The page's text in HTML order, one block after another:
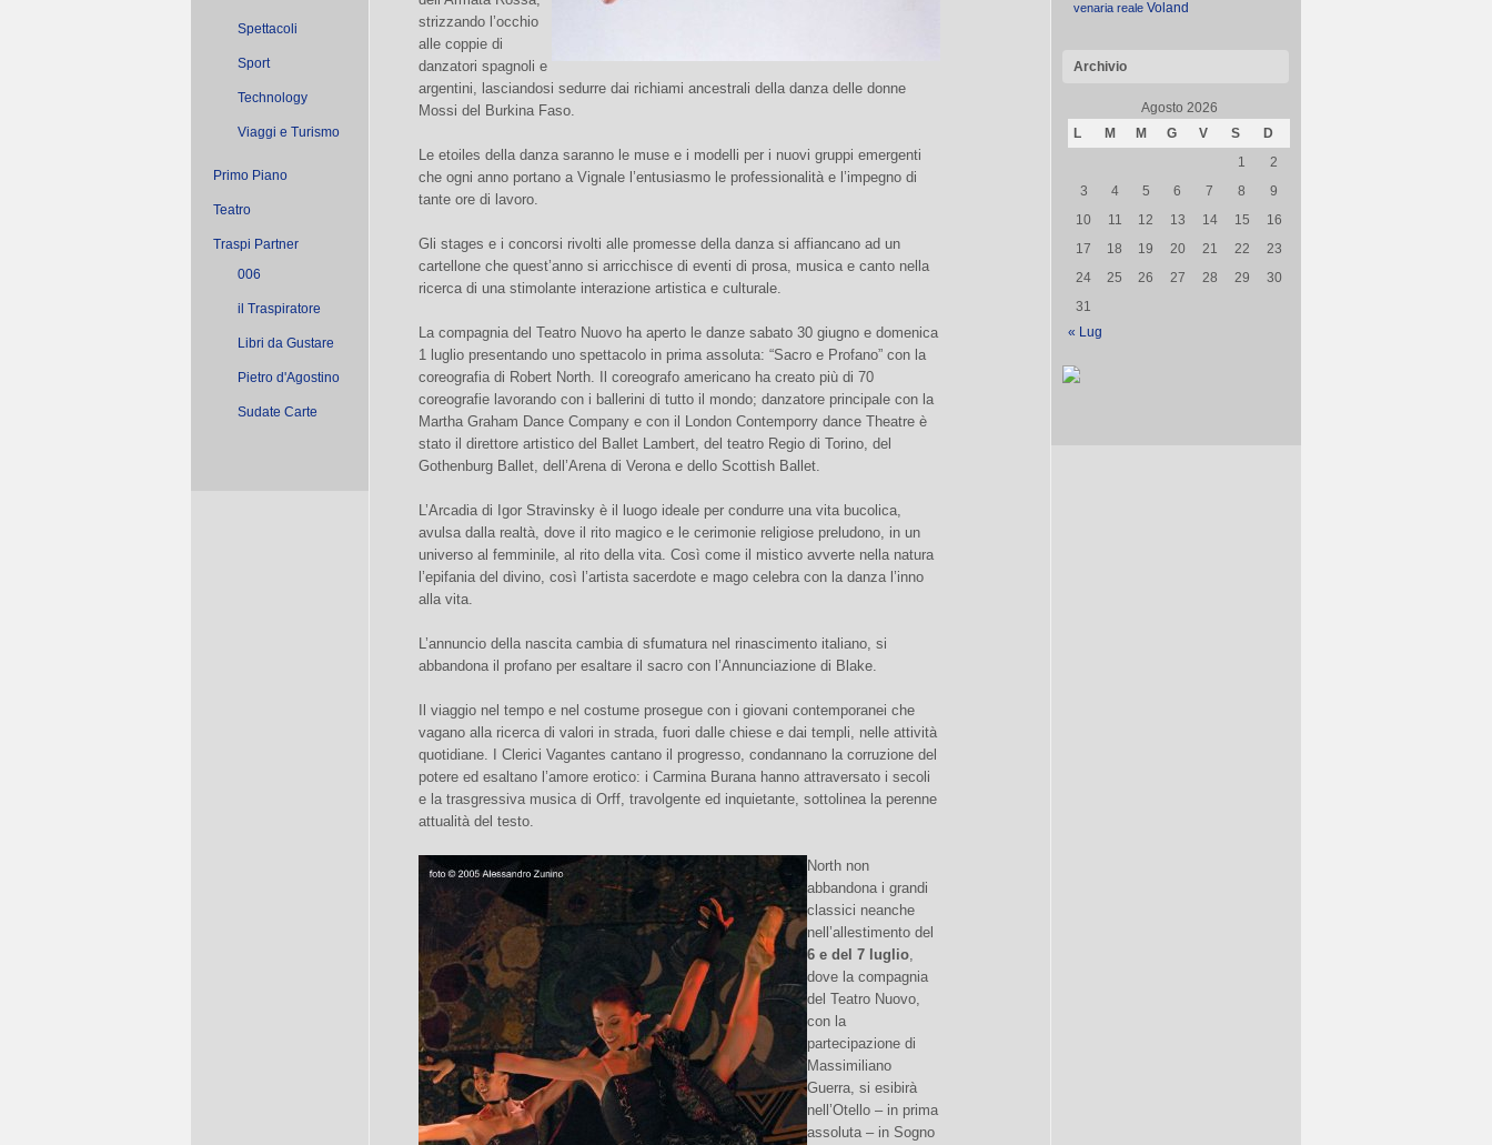
Spettacoli
Sport
Technology
Viaggi e Turismo
Primo Piano
Teatro
Traspi Partner
006
il Traspiratore
Libri da Gustare
Pietro d'Agostino
Sudate Carte
strizzando l’occhio
alle coppie di
danzatori spagnoli e
argentini, lasciandosi sedurre dai richiami ancestrali della danza delle donne
Mossi del Burkina Faso.
Le etoiles della danza saranno le muse e i modelli per i nuovi gruppi emergenti
che ogni anno portano a Vignale l’entusiasmo le professionalità e l’impegno di
tante ore di lavoro.
Gli stages e i concorsi rivolti alle promesse della danza si affiancano ad un
cartellone che quest’anno si arricchisce di eventi di prosa, musica e canto nella
ricerca di una stimolante interazione artistica e culturale.
La compagnia del Teatro Nuovo ha aperto le danze sabato 30 giugno e domenica
1 luglio presentando uno spettacolo in prima assoluta: “Sacro e Profano” con la
coreografia di Robert North. Il coreografo americano ha creato più di 70
coreografie lavorando con i ballerini di tutto il mondo; danzatore principale con la
Martha Graham Dance Company e con il London Contemporry dance Theatre è
stato il direttore artistico del Ballet Lambert, del teatro Regio di Torino, del
Gothenburg Ballet, dell’Arena di Verona e dello Scottish Ballet.
L’Arcadia di Igor Stravinsky è il luogo ideale per condurre una vita bucolica,
avulsa dalla realtà, dove il rito magico e le cerimonie religiose preludono, in un
universo al femminile, al rito della vita. Così come il mistico avverte nella natura
l’epifania del divino, così l’artista sacerdote e mago celebra con la danza l’inno
alla vita.
L’annuncio della nascita cambia di sfumatura nel rinascimento italiano, si
abbandona il profano per esaltare il sacro con l’Annunciazione di Blake.
Il viaggio nel tempo e nel costume prosegue con i giovani contemporanei che
vagano alla ricerca di valori in strada, fuori dalle chiese e dai templi, nelle attività
quotidiane. I Clerici Vagantes cantano il progresso, condannano la corruzione del
potere ed esaltano l’amore erotico: i Carmina Burana hanno attraversato i secoli
e la trasgressiva musica di Orff, travolgente ed inquietante, sottolinea la perenne
attualità del testo.
North non
abbandona i grandi
classici neanche
nell’allestimento del
6 e del 7 luglio,
dove la compagnia
del Teatro Nuovo,
con la
partecipazione di
Massimiliano
Guerra, si esibirà
nell’Otello – in prima
assoluta – in Sogno
venaria reale Voland
Archivio
Agosto 2026
L
M M G V S
D
1
2
3
4 5 6 7 8
9
10
11 12 13 14 15
16
17
18 19 20 21 22
23
24
25 26 27 28 29
30
31
« Lug